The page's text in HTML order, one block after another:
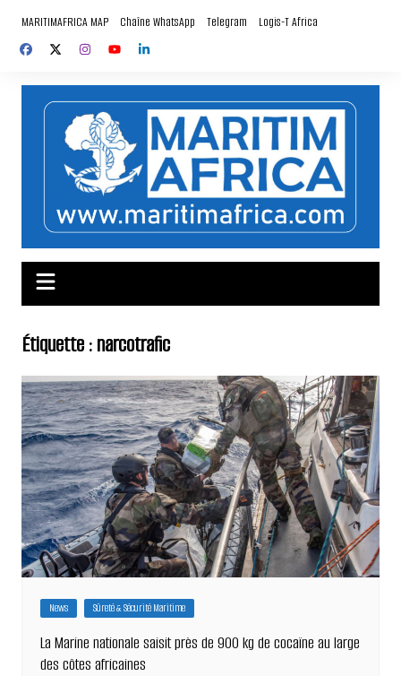
contenu
MARITIMAFRICA MAP Chaîne WhatsApp Telegram Logis-T Africa
Étiquette :narcotrafic
News Sûreté & Sécurité Maritime
La Marine nationale saisit près de 900 kg de cocaïne au large
des côtes africaines